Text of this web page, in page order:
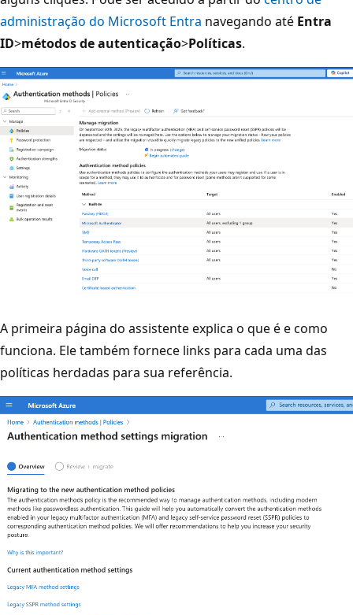
administração do Microsoft Entra navegando até Entra
ID>métodos de autenticação>Políticas.
A primeira página do assistente explica o que é e como
funciona. Ele também fornece links para cada uma das
políticas herdadas para sua referência.